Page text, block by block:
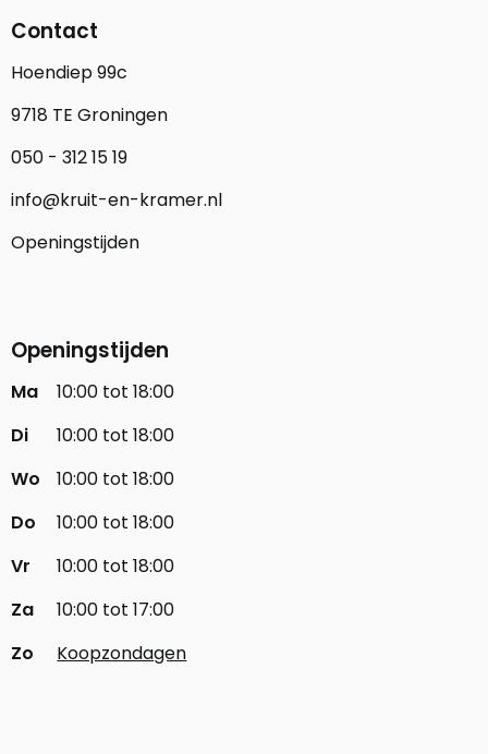
Contact
Hoendiep 99c
9718 TE Groningen
050 - 312 15 19
info@kruit-en-kramer.nl
Openingstijden
Openingstijden
Ma
10:00 tot 18:00
Di
10:00 tot 18:00
Wo
10:00 tot 18:00
Do
10:00 tot 18:00
Vr
10:00 tot 18:00
Za
10:00 tot 17:00
Zo
Koopzondagen